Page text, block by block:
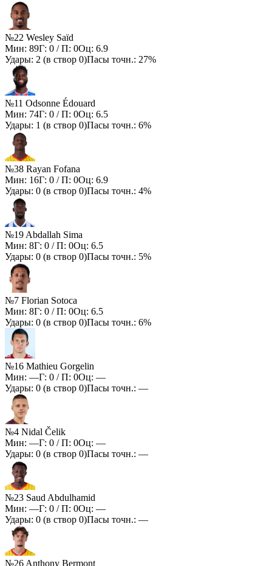
№22 Wesley Saïd
Мин: 89Г: 0 / П: 0Оц: 6.9
Удары: 2 (в створ 0)Пасы точн.: 27%
№11 Odsonne Édouard
Мин: 74Г: 0 / П: 0Оц: 6.5
Удары: 1 (в створ 0)Пасы точн.: 6%
№38 Rayan Fofana
Мин: 16Г: 0 / П: 0Оц: 6.9
Удары: 0 (в створ 0)Пасы точн.: 4%
№19 Abdallah Sima
Мин: 8Г: 0 / П: 0Оц: 6.5
Удары: 0 (в створ 0)Пасы точн.: 5%
№7 Florian Sotoca
Мин: 8Г: 0 / П: 0Оц: 6.5
Удары: 0 (в створ 0)Пасы точн.: 6%
№16 Mathieu Gorgelin
Мин: —Г: 0 / П: 0Оц: —
Удары: 0 (в створ 0)Пасы точн.: —
№4 Nidal Čelik
Мин: —Г: 0 / П: 0Оц: —
Удары: 0 (в створ 0)Пасы точн.: —
№23 Saud Abdulhamid
Мин: —Г: 0 / П: 0Оц: —
Удары: 0 (в створ 0)Пасы точн.: —
№26 Anthony Bermont